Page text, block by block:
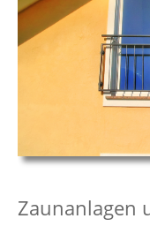
Zaunanlagen